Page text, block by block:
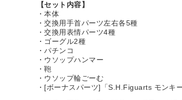
【セット内容】
・本体
・交換用手首パーツ左右各5種
・交換用表情パーツ4種
・ゴーグル2種
・パチンコ
・ウソップハンマー
・鞄
・ウソップ輪ごーむ
・[ボーナスパーツ]「S.H.Figuarts モンキ